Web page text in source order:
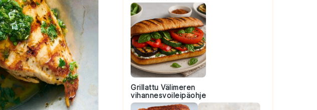
Grillattu Välimeren
vihannesvoileipäohje